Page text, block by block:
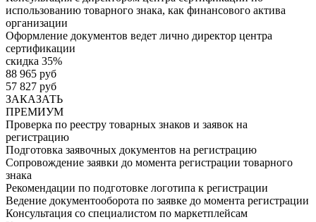
использованию товарного знака, как финансового актива
организации
Оформление документов ведет лично директор центра
сертификации
скидка 35%
88 965 руб
57 827 руб
ЗАКАЗАТЬ
ПРЕМИУМ
Проверка по реестру товарных знаков и заявок на
регистрацию
Подготовка заявочных документов на регистрацию
Сопровождение заявки до момента регистрации товарного
знака
Рекомендации по подготовке логотипа к регистрации
Ведение документооборота по заявке до момента регистрации
Консультация со специалистом по маркетплейсам